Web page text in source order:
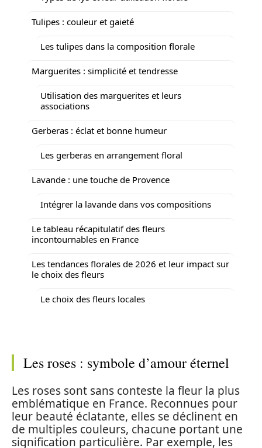
Tulipes : couleur et gaieté
Les tulipes dans la composition florale
Marguerites : simplicité et tendresse
Utilisation des marguerites et leurs
associations
Gerberas : éclat et bonne humeur
Les gerberas en arrangement floral
Lavande : une touche de Provence
Intégrer la lavande dans vos compositions
Le tableau récapitulatif des fleurs
incontournables en France
Les tendances florales de 2026 et leur impact sur
le choix des fleurs
Le choix des fleurs locales
Les roses : symbole d’amour éternel
Les roses sont sans conteste la fleur la plus
emblématique en France. Reconnues pour
leur beauté éclatante, elles se déclinent en
de multiples couleurs, chacune portant une
signification particulière. Par exemple, les